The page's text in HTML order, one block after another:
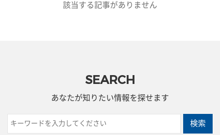
該当する記事がありません
SEARCH
あなたが知りたい情報を探せます
検索